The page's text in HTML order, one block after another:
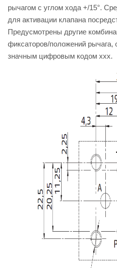
рычагом с углом хода +/15°.
для активации клапана
Предусмотрены другие
фиксаторов/положений рычага,
значным цифровым кодом xxx.